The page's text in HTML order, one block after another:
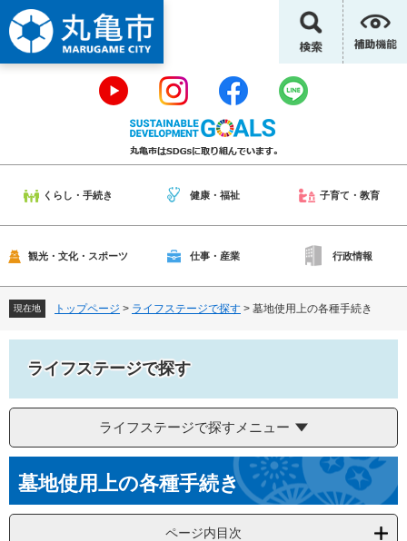
ー
ジ
の
。
ニ
ュ
ー
て
くらし・手続き 健康・福祉 子育て・教育
観光・文化・スポーツ 仕事・産業 行政情報
現在地 トップページ > ライフステージで探す > 墓地使用上の各種手続き
ライフステージで探す
ライフステージで探すメニュー
文墓地使用上の各種手続き
ページ内目次